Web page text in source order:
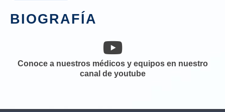
BIOGRAFÍA
Conoce a nuestros médicos y equipos en nuestro
canal de youtube